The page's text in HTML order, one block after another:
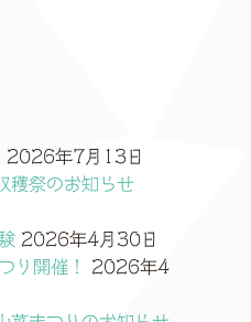
2026年7月13日
祭のお知らせ
2026年4月30日
り開催！
2026年4